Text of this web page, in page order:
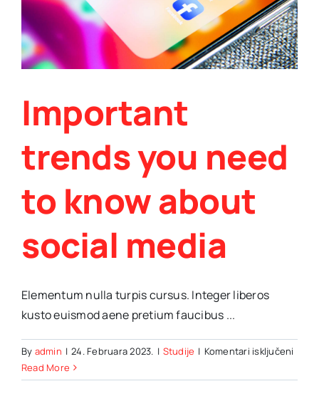
Important
trends you need
to know about
social media
Elementum nulla turpis cursus. Integer liberos
kusto euismod aene pretium faucibus ...
By admin | 24. Februara 2023. | Studije | Komentari isključeni
Read More